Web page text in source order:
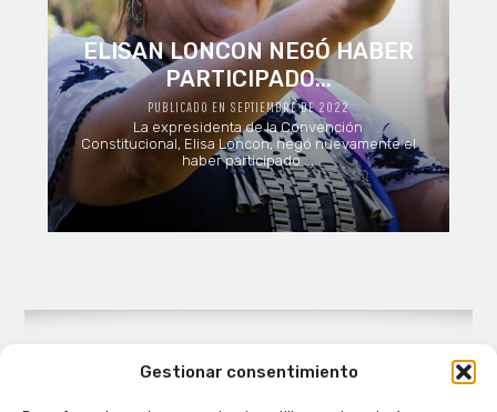
Gestionar consentimiento
ELISAN LONCON NEGÓ HABER
PARTICIPADO...
PUBLICADO EN SEPTIEMBRE DE 2022
La expresidenta de la Convención
Constitucional, Elisa Loncon, negó nuevamente el
haber participado ...